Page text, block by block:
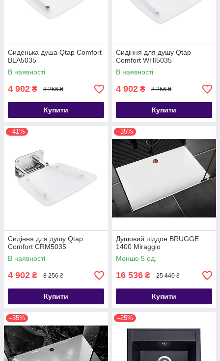
Сиденька душа Qtap Comfort
BLA5035
В наявності
4 902 ₴ 8 256 ₴
Купити
Сидіння для душу Qtap
Comfort WHI5035
В наявності
4 902 ₴ 8 256 ₴
Купити
–41%
Сидіння для душу Qtap
Comfort CRM5035
В наявності
4 902 ₴ 8 256 ₴
Купити
–35%
Душовий піддон BRUGGE
1400 Miraggio
Менше 5 од.
16 536 ₴ 25 440 ₴
Купити
–35% –25%